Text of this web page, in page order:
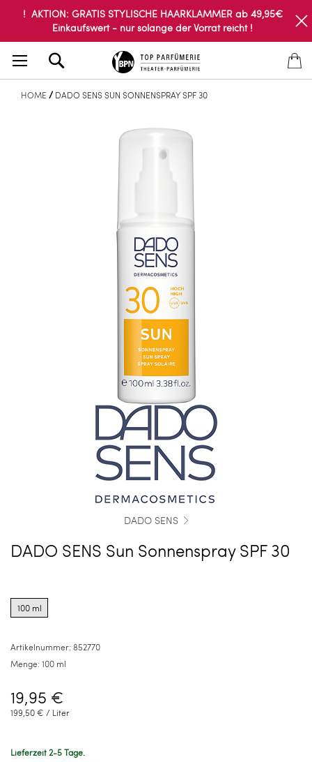
! AKTION: GRATIS STYLISCHE HAARKLAMMER ab 49,95€
Einkaufswert - nur solange der Vorrat reicht !
HOME DADO SENS SUN SONNENSPRAY SPF 30
DADO SENS
DADO SENS Sun Sonnenspray SPF 30
options
for
100 ml
Artikelnummer: 852770
Menge: 100 ml
19,95 €
199,50 € / Liter
Lieferzeit 2-5 Tage.